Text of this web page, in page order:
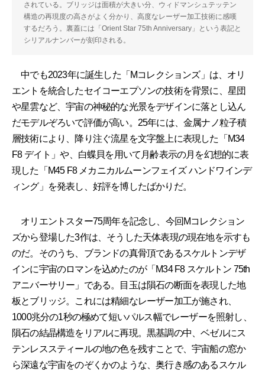
されている。ブリッジは面積が大きい分、ウィドマンシュテッテン
構造の再現度の高さがよく分かり、高度なレーザー加工技術に感嘆
するだろう。裏蓋には「Orient Star 75th Anniversary」という表記と
シリアルナンバーが刻印される。
中でも2023年に誕生した「Mコレクションズ」は、オリ
エントを統合したセイコーエプソンの技術を背景に、星団
や星雲など、宇宙の神秘的な光景をデザインに落とし込ん
だモデルぞろいで評価が高い。25年には、金属ナノ粒子積
層技術により、降り注ぐ流星を文字盤上に表現した「M34
F8 デイト」や、白蝶貝を用いて月齢表示の月を幻想的に表
現した「M45 F8 メカニカルムーンフェイズ ハンドワインデ
ィング」を発表し、好評を博したばかりだ。
オリエントスター75周年を記念し、今回Mコレクション
ズから登場した3作は、そうした天体表現の現在地を示すも
のだ。そのうち、ブランドの真骨頂であるスケルトンデザ
インに宇宙のロマンを込めたのが「M34 F8 スケルトン 75th
アニバーサリー」である。目玉は隕石の断面を表現した地
板とブリッジ。これには精細なレーザー加工が施され、
1000兆分の1秒の極めて短いパルス幅でレーザーを照射し、
隕石の結晶構造をリアルに再現。黒基調の中、ベゼルにス
テンレススティールの地の色を残すことで、宇宙船の窓か
ら深遠な宇宙をのぞくかのような、奥行き感のあるスケル